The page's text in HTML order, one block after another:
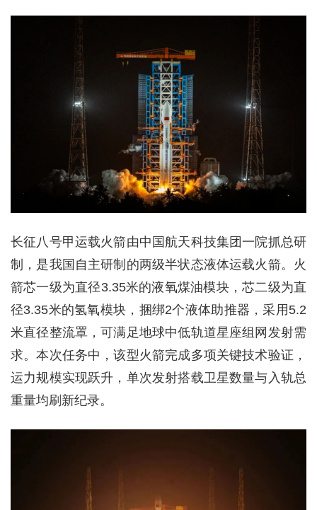
长征八号甲运载火箭由中国航天科技集团一院抓总研
制，是我国自主研制的两级半状态液体运载火箭。火
箭芯一级为直径3.35米的液氧煤油模块，芯二级为直
径3.35米的氢氧模块，捆绑2个液体助推器，采用5.2
米直径整流罩，可满足地球中低轨道星座组网发射需
求。本次任务中，该型火箭完成多项关键技术验证，
运力规模实现跃升，单次发射搭载卫星数量与入轨总
重量均刷新纪录。